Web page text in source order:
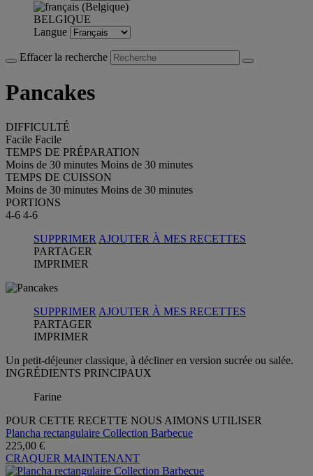
BELGIQUE
Langue
Effacer la recherche
Pancakes
DIFFICULTÉ
Facile Facile
TEMPS DE PRÉPARATION
Moins de 30 minutes Moins de 30 minutes
TEMPS DE CUISSON
Moins de 30 minutes Moins de 30 minutes
PORTIONS
4-6 4-6
SUPPRIMER AJOUTER À MES RECETTES
PARTAGER
IMPRIMER
SUPPRIMER AJOUTER À MES RECETTES
PARTAGER
IMPRIMER
Un petit-déjeuner classique, à décliner en version sucrée ou salée.
INGRÉDIENTS PRINCIPAUX
Farine
POUR CETTE RECETTE NOUS AIMONS UTILISER
Plancha rectangulaire Collection Barbecue
225,00 €
CRAQUER MAINTENANT